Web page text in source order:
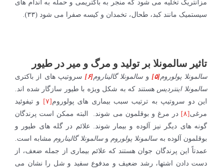
مزانتریک تخلیه می شود که منجر به باکتریمی و حمله به اندام های
سیستمیک مانند کبد، طحال، تخمدان و کیسه صفرا می شود (۳۳).
تاثیر سالمونلا بر تولید و مرگ و میر در طیور
سالمونلا پولوروم[۵] وسالمونلا گالیناروم[۶]
سروتیپ های از باکتری
سالمونلا اینتردیس هستند که به شکل ویژه با طیور سازگار شده اند.
این دو سروتیپ به ترتیب سبب بیماری های پولوروم [۷]
و تیفوئید
مرغی [۸]
در مرغ و بوقلمون می شوند. البته ممکن است پرندگان
گونه های دیگر نیز آلوده و بیمار شوند. علائم در گله های طیور و
بوقلمون آلوده به سالمونلا پولوروم وسالمونلا گالیناروم مشابه است.
عمدتاً این پرندگان جوان هستند که علائم بیماری از جمله ضعف، از
دست دادن اشتها، رشد ضعیف و مدفوع سفید و شل را نشان می